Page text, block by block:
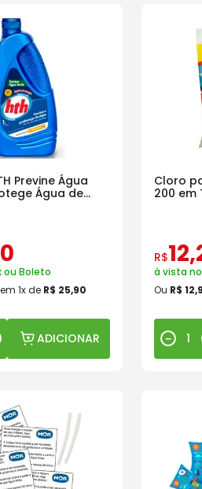
Previne Água
Água de
ou Boleto
em 1x de R$ 25,90
ADICIONAR
Cloro
200 em
R$12,
à vista
Ou R$ 12,
－